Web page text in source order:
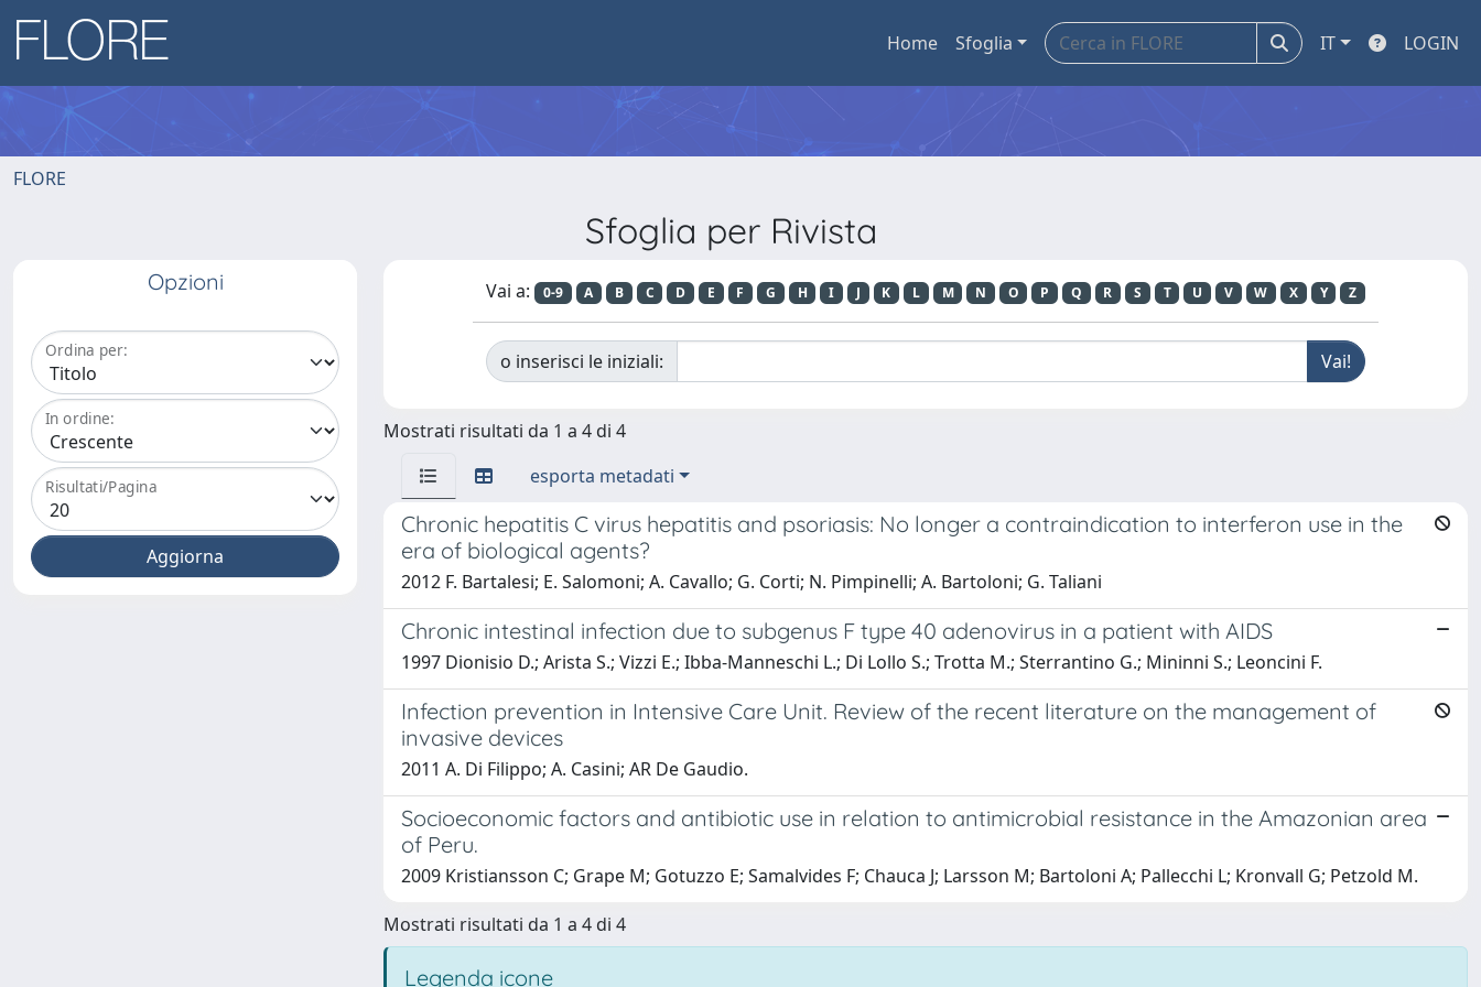
Home Sfoglia IT LOGIN
FLORE
Sfoglia per Rivista
Opzioni
Ordina per:
In ordine:
Risultati/Pagina
Vai a: 0-9 A B C D E F G H I J K L M N O P Q R S T U V W X Y Z
o inserisci le iniziali:
Mostrati risultati da 1 a 4 di 4
esporta metadati
Chronic hepatitis C virus hepatitis and psoriasis: No longer a contraindication to interferon use in the
era of biological agents?
2012 F. Bartalesi; E. Salomoni; A. Cavallo; G. Corti; N. Pimpinelli; A. Bartoloni; G. Taliani
Chronic intestinal infection due to subgenus F type 40 adenovirus in a patient with AIDS
1997 Dionisio D.; Arista S.; Vizzi E.; Ibba-Manneschi L.; Di Lollo S.; Trotta M.; Sterrantino G.; Mininni S.; Leoncini F.
Infection prevention in Intensive Care Unit. Review of the recent literature on the management of
invasive devices
2011 A. Di Filippo; A. Casini; AR De Gaudio.
Socioeconomic factors and antibiotic use in relation to antimicrobial resistance in the Amazonian area
of Peru.
2009 Kristiansson C; Grape M; Gotuzzo E; Samalvides F; Chauca J; Larsson M; Bartoloni A; Pallecchi L; Kronvall G; Petzold M.
Mostrati risultati da 1 a 4 di 4
Legenda icone